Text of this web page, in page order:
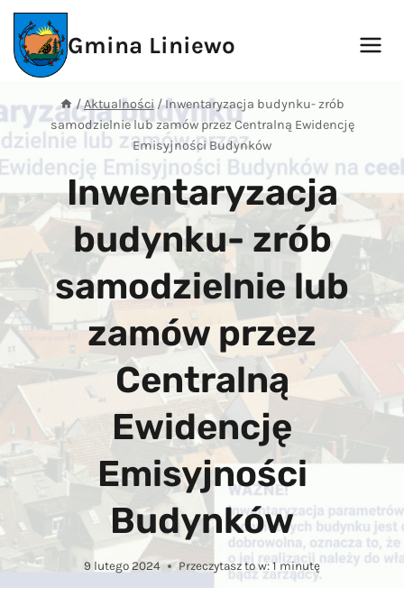
Przejdź
treści
Gmina Liniewo
/Aktualności /Inwentaryzacja budynku- zrób
samodzielnie lub zamów przez Centralną Ewidencję
Emisyjności Budynków
Inwentaryzacja
budynku- zrób
samodzielnie lub
zamów przez
Centralną
Ewidencję
Emisyjności
Budynków
9 lutego 2024 Przeczytasz to w:1minutę